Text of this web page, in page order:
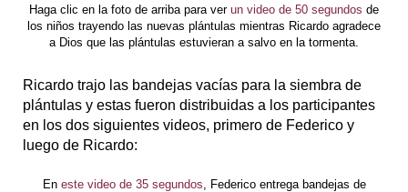
Haga clic en la foto de arriba para ver un video de 50 segundos de
los niños trayendo las nuevas plántulas mientras Ricardo agradece
a Dios que las plántulas estuvieran a salvo en la tormenta.
Ricardo trajo las bandejas vacías para la siembra de
plántulas y estas fueron distribuidas a los participantes
en los dos siguientes videos, primero de Federico y
luego de Ricardo:
En este video de 35 segundos , Federico entrega bandejas de